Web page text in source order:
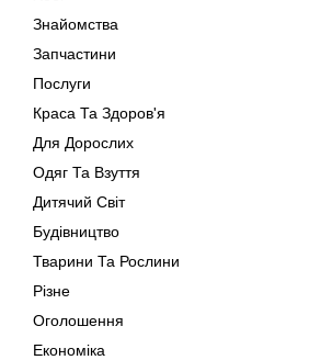
Знайомства
Запчастини
Послуги
Краса Та Здоров'я
Для Дорослих
Одяг Та Взуття
Дитячий Світ
Будівництво
Тварини Та Рослини
Різне
Оголошення
Економіка